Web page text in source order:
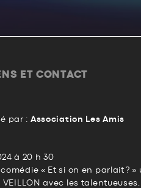
ET CONTACT
par : Association Les Amis
à 20 h 30
« Et si on en parlait ? »
avec les talentueuses,